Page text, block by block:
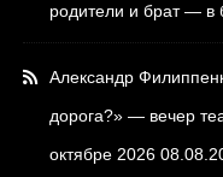
родители и брат — в
Александр
дорога?» — вечер
октябре 2026